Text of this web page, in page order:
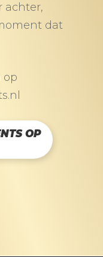
achter,
dat
op
OP